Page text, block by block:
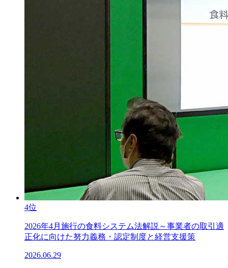
4位
2026年4月施行の食料システム法解説～事業者の取引適
正化に向けた努力義務・認定制度と経営支援策
2026.06.29